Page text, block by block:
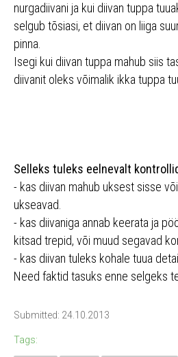
nurgadiivani ja kui diivan tuppa
selgub tõsiasi, et diivan on liiga
pinna.
Isegi kui diivan tuppa mahub siis
diivanit oleks võimalik ikka tuppa
Selleks tuleks eelnevalt
- kas diivan mahub uksest sisse
ukseavad.
- kas diivaniga annab keerata ja
kitsad trepid, või muud segavad
- kas diivan tuleks kohale tuua
Need faktid tasuks enne selgeks
Submitted: 24.10.2013
Tags: